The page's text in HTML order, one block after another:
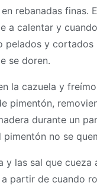
rebanadas finas.
a calentar y
pelados y cortados
se doren.
la cazuela y
pimentón,
durante un
no se
y las sal que cueza
a partir de cuando